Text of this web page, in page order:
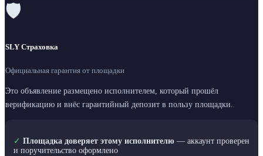
🛡
SLY Страховка
Официальная гарантия от площадки
Это объявление размещено исполнителем, который прошёл
верификацию и внёс гарантийный депозит в пользу площадки.
✓ Площадка доверяет этому исполнителю — аккаунт проверен
и поручительство оформлено